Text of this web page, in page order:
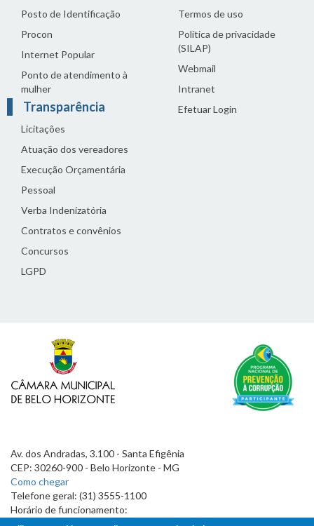
Posto de Identificação
Procon
Internet Popular
Ponto de atendimento à
mulher
Transparência
Licitações
Atuação dos vereadores
Execução Orçamentária
Pessoal
Verba Indenizatória
Contratos e convênios
Concursos
LGPD
Termos de uso
Política de privacidade
(SILAP)
Webmail
Intranet
Efetuar Login
Av. dos Andradas, 3.100 - Santa Efigênia
CEP: 30260-900 - Belo Horizonte - MG
Como chegar
Telefone geral: (31) 3555-1100
Horário de funcionamento: